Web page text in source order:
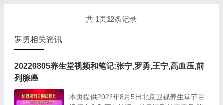
出的淋巴癌，图片尺寸390x378像素，格式是JPG...
共 1页12条记录
罗勇相关资讯
20220805养生堂视频和笔记:张宁,罗勇,王宁,高血压,前
列腺癌
本页提供2022年8月5日北京卫视养生堂节目